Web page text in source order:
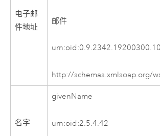
电子邮
件地址
邮件
http://schemas.xmlsoap.org/
名字
givenName
urn:oid:2.5.4.42